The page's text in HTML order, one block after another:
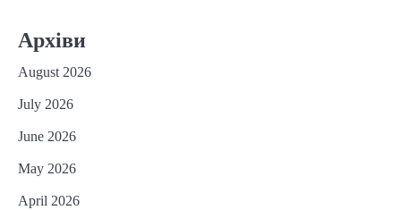
Архіви
August 2026
July 2026
June 2026
May 2026
April 2026